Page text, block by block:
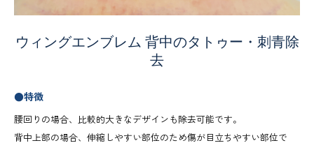
ウィングエンブレム 背中のタトゥー・刺青除
去
●特徴
腰回りの場合、比較的大きなデザインも除去可能です。
背中上部の場合、伸縮しやすい部位のため傷が目立ちやすい部位で